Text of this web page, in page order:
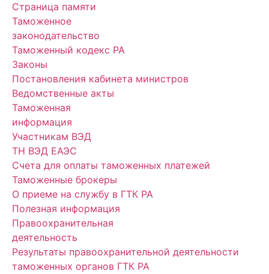
Страница памяти
Таможенное
законодательство
Таможенный кодекс РА
Законы
Постановления кабинета министров
Ведомственные акты
Таможенная
информация
Участникам ВЭД
ТН ВЭД ЕАЭС
Счета для оплаты таможенных платежей
Таможенные брокеры
О приеме на службу в ГТК РА
Полезная информация
Правоохранительная
деятельность
Результаты правоохранительной деятельности
таможенных органов ГТК РА